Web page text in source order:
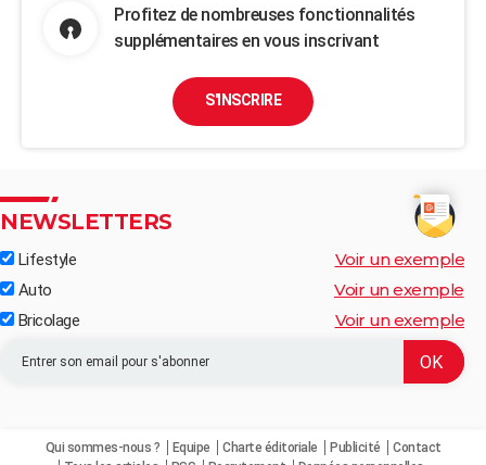
Profitez de nombreuses fonctionnalités
supplémentaires en vous inscrivant
S'INSCRIRE
NEWSLETTERS
Lifestyle Voir un exemple
Auto Voir un exemple
Bricolage Voir un exemple
Qui sommes-nous ? Equipe Charte éditoriale Publicité
Contact